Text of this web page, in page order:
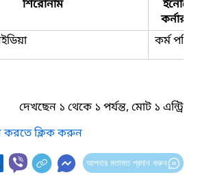
শিরোনাম
কর্নার
কর্ম
দেখছেন ১ থেকে ১ পর্যন্ত, মোট ১ এন্ট্রি
করতে ক্লিক করুন
আপনার মতামত প্রদান করুন